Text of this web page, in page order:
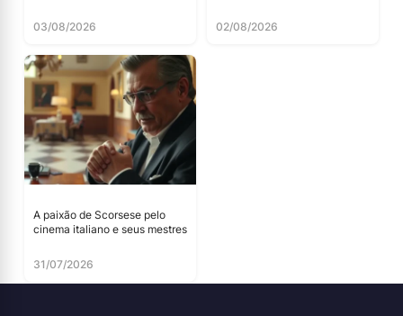
03/08/2026 02/08/2026
A paixão de Scorsese pelo
cinema italiano e seus mestres
31/07/2026